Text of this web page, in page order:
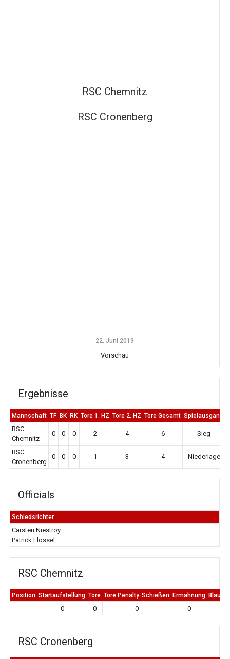
RSC Chemnitz
RSC Cronenberg
22. Juni 2019
Vorschau
Ergebnisse
Mannschaft TF BK RK Tore 1. HZ Tore 2. HZ Tore Gesamt Spielausgang
RSC
Chemnitz
0 0 0 2 4 6 Sieg
RSC
Cronenberg
0 0 0 1 3 4 Niederlage
Officials
Schiedsrichter
Carsten Niestroy
Patrick Flössel
RSC Chemnitz
Position Startaufstellung Tore Tore Penalty-Schießen Ermahnung Blaue
0 0 0 0
RSC Cronenberg